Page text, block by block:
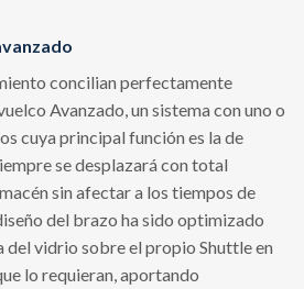
concilian perfectamente
Avanzado, un sistema con uno o
cuya principal función es la de
se desplazará con total
sin afectar a los tiempos de
del brazo ha sido optimizado
vidrio sobre el propio Shuttle en
lo requieran, aportando